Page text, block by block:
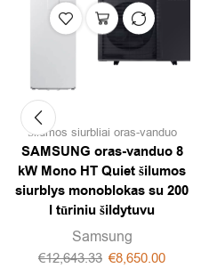
Šilumos siurbliai oras-vanduo
SAMSUNG oras-vanduo 8
kW Mono HT Quiet šilumos
siurblys monoblokas su 200
l tūriniu šildytuvu
Samsung
€12,643.33 €8,650.00